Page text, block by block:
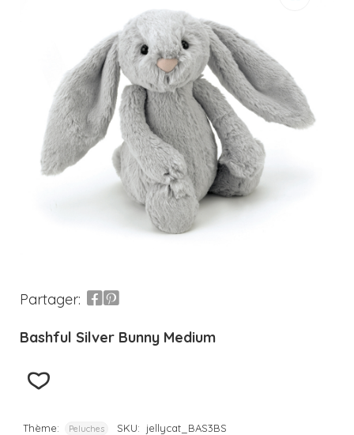
Partager:
Bashful Silver Bunny Medium
Thème: Peluches SKU: jellycat_BAS3BS